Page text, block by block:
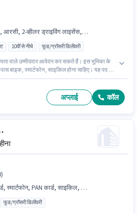
ड्राइविंग लाइसेंस, बैंक अकाउंट, आधार कार्ड, साइकिल, स्मार्टफोन
10वीं से नीचे फूड/ग्रॉसरी डिलीवरी
वाले उम्मीदवार आवेदन कर सकते हैं। इस भूमिका के
बाइक, स्मार्टफोन, साइकिल होना चाहिए। यह पद 0 -
है। यह नौकरी एजी कॉलोनी, रांची में स्थित है। इस
मील, इंश्योरेंस, PF, मेडिकल बेनिफिट्स भी मिलेंगे।
अप्लाई कॉल
Boy
PAN कार्ड, साइकिल, बैंक अकाउंट
फूड/ग्रॉसरी डिलीवरी